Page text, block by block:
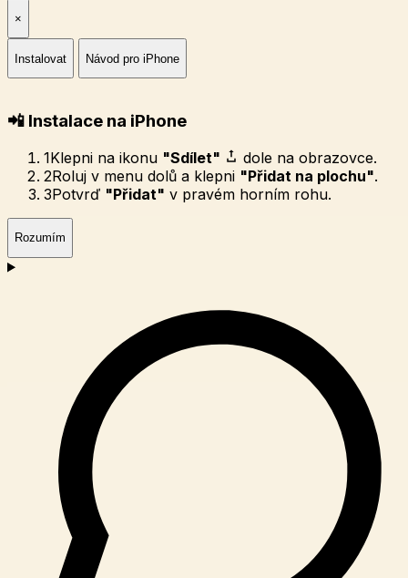
×
Instalovat Návod pro iPhone
📲 Instalace na iPhone
1Klepni na ikonu "Sdílet"
dole na obrazovce.
2Roluj v menu dolů a klepni "Přidat na plochu".
3Potvrď "Přidat" v pravém horním rohu.
Rozumím